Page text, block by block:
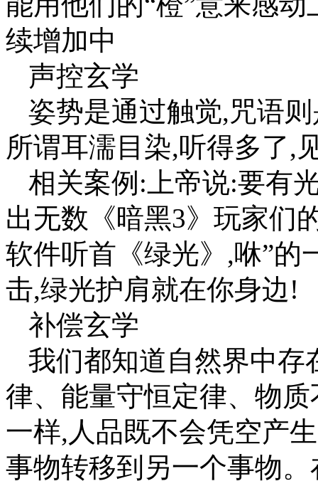
续增加中
声控玄学
姿势是通过触觉,咒语
所谓耳濡目染,听得多了,
相关案例:上帝说:要有
出无数《暗黑3》玩家们
软件听首《绿光》,咻”的
击,绿光护肩就在你身边!
补偿玄学
我们都知道自然界中存
律、能量守恒定律、物
一样,人品既不会凭空产
事物转移到另一个事物